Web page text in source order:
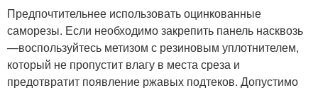
Предпочтительнее использовать оцинкованные
саморезы. Если необходимо закрепить панель насквозь
—воспользуйтесь метизом с резиновым уплотнителем,
который не пропустит влагу в места среза и
предотвратит появление ржавых подтеков. Допустимо